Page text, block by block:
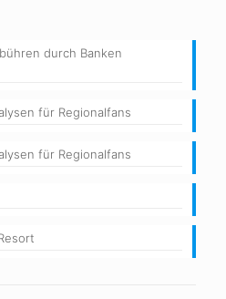
durch Banken
für Regionalfans
für Regionalfans